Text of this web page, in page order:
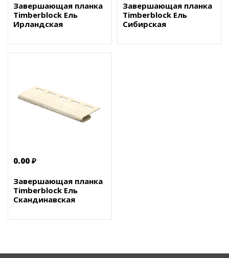
Завершающая планка
Timberblock Ель
Ирландская
Завершающая планка
Timberblock Ель
Сибирская
0.00 ₽
Завершающая планка
Timberblock Ель
Скандинавская